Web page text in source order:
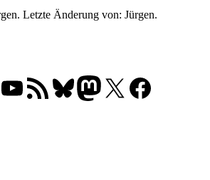
Letzte Änderung von: Jürgen.
auf Instagram
Besucht unseren YouTube-Kanal
RSS-FeedBluesky
Folgt uns auf Mastodon
X Folgt uns auf